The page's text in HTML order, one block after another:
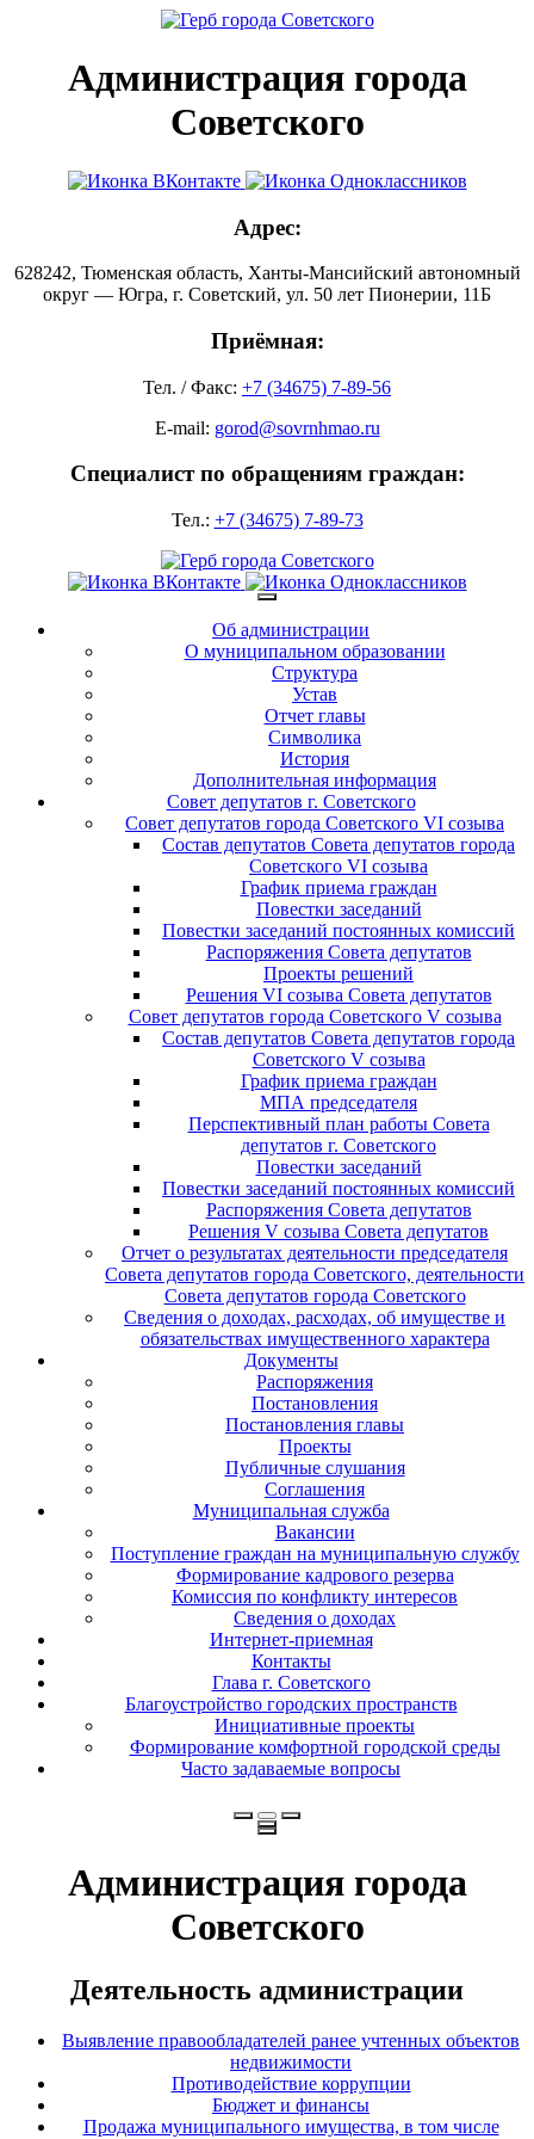
Администрация города
Советского
Адрес:
628242, Тюменская область, Ханты-Мансийский автономный
округ — Югра, г. Советский, ул. 50 лет Пионерии, 11Б
Приёмная:
Тел. / Факс: +7 (34675) 7-89-56
E-mail: gorod@sovrnhmao.ru
Специалист по обращениям граждан:
Тел.: +7 (34675) 7-89-73
Об администрации
О муниципальном образовании
Структура
Устав
Отчет главы
Символика
История
Дополнительная информация
Совет депутатов г. Советского
Совет депутатов города Советского VI созыва
Состав депутатов Совета депутатов города
Советского VI созыва
График приема граждан
Повестки заседаний
Повестки заседаний постоянных комиссий
Распоряжения Совета депутатов
Проекты решений
Решения VI созыва Совета депутатов
Совет депутатов города Советского V созыва
Состав депутатов Совета депутатов города
Советского V созыва
График приема граждан
МПА председателя
Перспективный план работы Совета
депутатов г. Советского
Повестки заседаний
Повестки заседаний постоянных комиссий
Распоряжения Совета депутатов
Решения V созыва Совета депутатов
Отчет о результатах деятельности председателя
Совета депутатов города Советского, деятельности
Совета депутатов города Советского
Сведения о доходах, расходах, об имуществе и
обязательствах имущественного характера
Документы
Распоряжения
Постановления
Постановления главы
Проекты
Публичные слушания
Соглашения
Муниципальная служба
Вакансии
Поступление граждан на муниципальную службу
Формирование кадрового резерва
Комиссия по конфликту интересов
Сведения о доходах
Интернет-приемная
Контакты
Глава г. Советского
Благоустройство городских пространств
Инициативные проекты
Формирование комфортной городской среды
Часто задаваемые вопросы
Администрация города
Советского
Деятельность администрации
Выявление правообладателей ранее учтенных объектов
недвижимости
Противодействие коррупции
Бюджет и финансы
Продажа муниципального имущества, в том числе